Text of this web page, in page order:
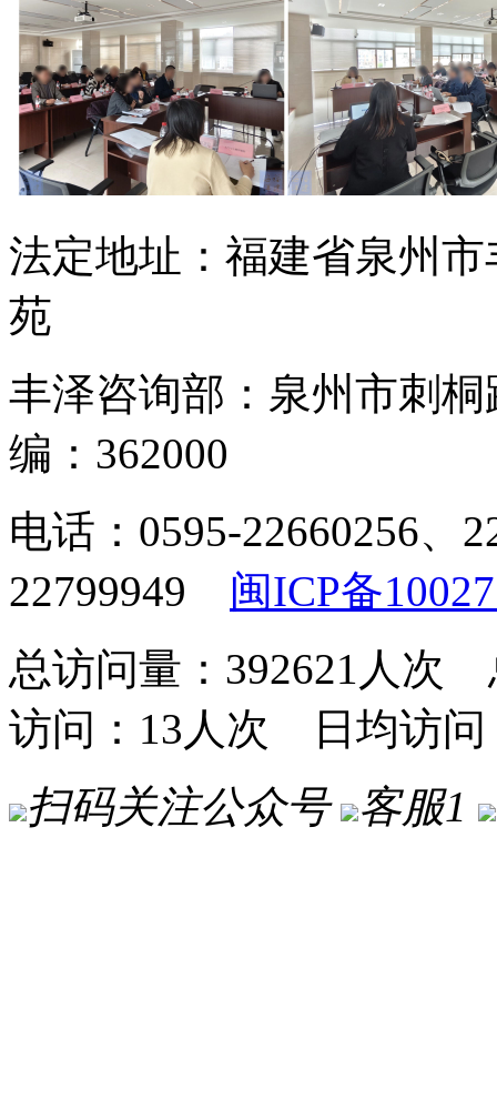
法定地址：福建省泉州
苑
丰泽咨询部：泉州市刺
编：362000
电话：0595-22660256、
22799949 闽ICP备
总访问量：392621人次
访问：13人次 日均访
扫码关注公众号
客服1